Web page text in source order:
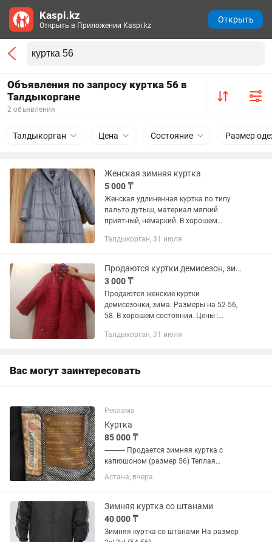
Объявления по запросу куртка 56 в
Талдыкоргане
2 объявления
Талдыкорган Цена Состояние Размер
Женская зимняя куртка
5 000 ₸
Женская удлиненная куртка по типу
пальто дутыш, материал мягкий
приятный, немаркий. В хорошем
Талдыкорган, 31 июля
Продаются куртки демисезон, зима
3 000 ₸
Продаются женские куртки
демисезонки, зима. Размеры на 52-56,
58. В хорошем состоянии. Цены :
синяя - 3000тг
Талдыкорган, 31 июля
Вас могут заинтересовать
Реклама
Куртка
85 000 ₸
⸻ Продается зимняя куртка с
капюшоном (размер 56) Теплая
зимняя куртка черного цвета в
отличном состоянии. Размер: 56 Цвет:
хорошо сохраняет тепло. Без пятен и...
Астана, вчера
Зимняя куртка со штанами
40 000 ₸
Зимняя куртка со штанами На размер
Kaspi.kz
Открыть в Приложении Kaspi.kz
Открыть